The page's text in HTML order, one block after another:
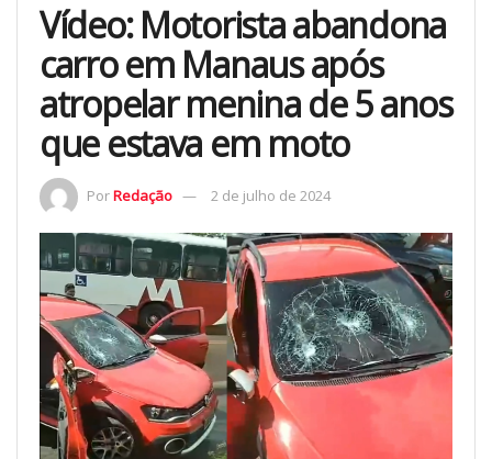
Vídeo: Motorista abandona
carro em Manaus após
atropelar menina de 5 anos
que estava em moto
PorRedação 2 de julho de 2024